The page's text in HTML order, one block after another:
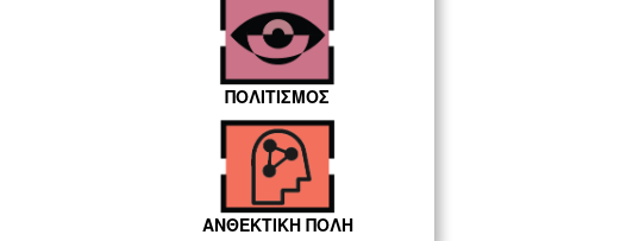
ΠΟΛΙΤΙΣΜΟΣ
ΑΝΘΕΚΤΙΚΗ ΠΟΛΗ